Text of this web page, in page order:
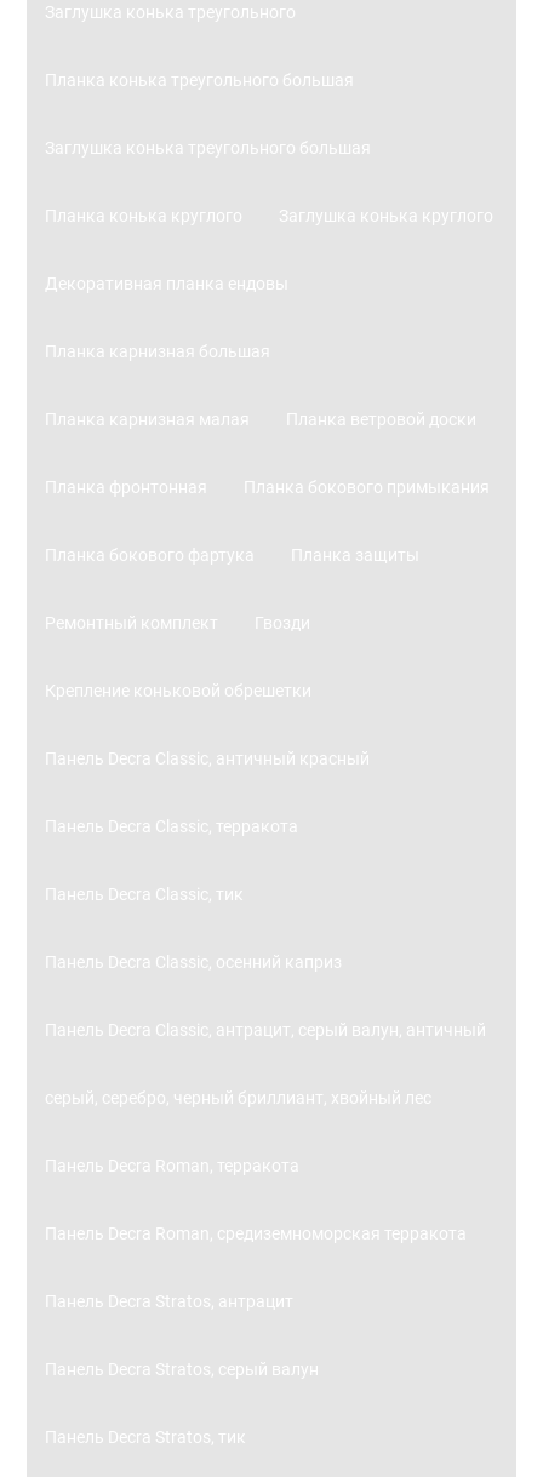
Заглушка конька треугольного
Планка конька треугольного большая
Заглушка конька треугольного большая
Планка конька круглого Заглушка конька круглого
Декоративная планка ендовы
Планка карнизная большая
Планка карнизная малая Планка ветровой доски
Планка фронтонная Планка бокового примыкания
Планка бокового фартука Планка защиты
Ремонтный комплект Гвозди
Крепление коньковой обрешетки
Панель Decra Classic, античный красный
Панель Decra Classic, терракота
Панель Decra Classic, тик
Панель Decra Classic, осенний каприз
Панель Decra Classic, антрацит, серый валун, античный
серый, серебро, черный бриллиант, хвойный лес
Панель Decra Roman, терракота
Панель Decra Roman, средиземноморская терракота
Панель Decra Stratos, антрацит
Панель Decra Stratos, серый валун
Панель Decra Stratos, тик